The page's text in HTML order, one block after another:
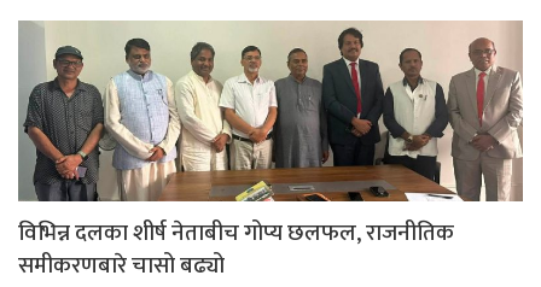
विभिन्न दलका शीर्ष नेताबीच गोप्य छलफल, राजनीतिक
समीकरणबारे चासो बढ्यो